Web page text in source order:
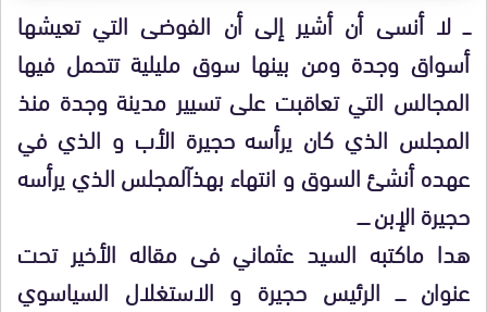
ـــ لا أنسى أن أشير إلى أن الفوضى التي تعيشها
أسواق وجدة ومن بينها سوق مليلية تتحمل فيها
المجالس التي تعاقبت على تسيير مدينة وجدة منذ
المجلس الذي كان يرأسه حجيرة الأب و الذي في
عهده أنشئ السوق و انتهاء بهذآلمجلس الذي يرأسه
حجيرة الإبن ـــــ
هدا ماكتبه السيد عثماني فى مقاله الأخير تحت
عنوان ــــ الرئيس حجيرة و الاستغلال السياسوي